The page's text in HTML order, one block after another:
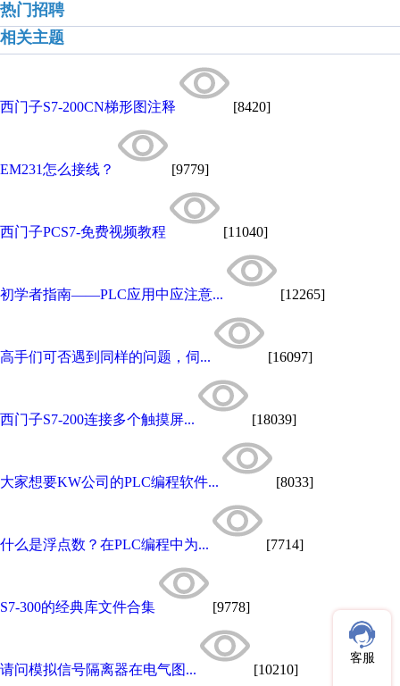
热门招聘
相关主题
西门子S7-200CN梯形图注释 [8420]
EM231怎么接线？ [9779]
西门子PCS7-免费视频教程 [11040]
初学者指南——PLC应用中应注意... [12265]
高手们可否遇到同样的问题，伺... [16097]
西门子S7-200连接多个触摸屏... [18039]
大家想要KW公司的PLC编程软件... [8033]
什么是浮点数？在PLC编程中为... [7714]
S7-300的经典库文件合集 [9778]
请问模拟信号隔离器在电气图... [10210]
客服